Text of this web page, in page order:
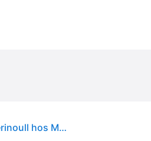
Femilet Juliana Long Pants Pysjbukser Str 48 - Merinoull hos Magasin